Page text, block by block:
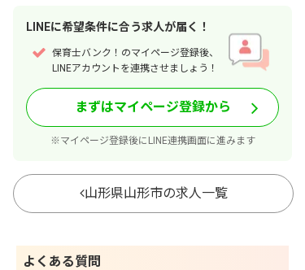
LINEに希望条件に合う求人が届く！
保育士バンク！のマイページ登録後、
LINEアカウントを連携させましょう！
まずはマイページ登録から
※マイページ登録後にLINE連携画面に進みます
山形県山形市の求人一覧
よくある質問